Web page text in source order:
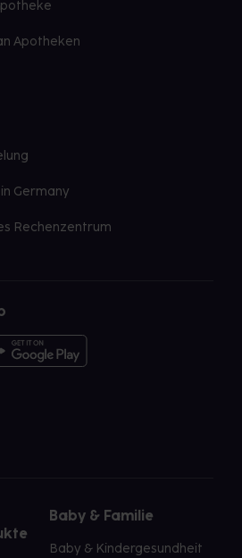
Apotheken
Germany
Rechenzentrum
Baby & Familie
Baby & Kindergesundheit